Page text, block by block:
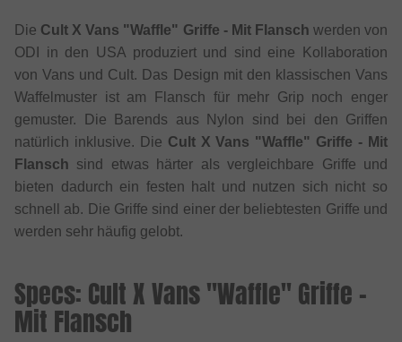
Die Cult X Vans "Waffle" Griffe - Mit Flansch werden von
ODI in den USA produziert und sind eine Kollaboration
von Vans und Cult. Das Design mit den klassischen Vans
Waffelmuster ist am Flansch für mehr Grip noch enger
gemuster. Die Barends aus Nylon sind bei den Griffen
natürlich inklusive. Die Cult X Vans "Waffle" Griffe - Mit
Flansch sind etwas härter als vergleichbare Griffe und
bieten dadurch ein festen halt und nutzen sich nicht so
schnell ab. Die Griffe sind einer der beliebtesten Griffe und
werden sehr häufig gelobt.
Specs: Cult X Vans "Waffle" Griffe -
Mit Flansch